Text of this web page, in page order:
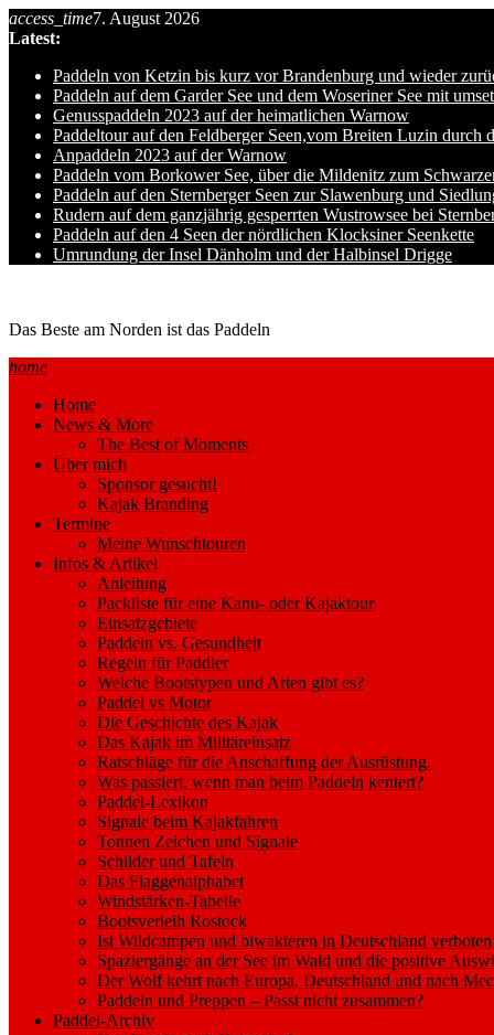
Skip
to
access_time7. August 2026
Latest:
Paddeln von Ketzin bis kurz vor Brandenburg und wieder
Paddeln auf dem Garder See und dem Woseriner See mit
Genusspaddeln 2023 auf der heimatlichen Warnow
Paddeltour auf den Feldberger Seen,vom Breiten Luzin
Anpaddeln 2023 auf der Warnow
Paddeln vom Borkower See, über die Mildenitz zum
Paddeln auf den Sternberger Seen zur Slawenburg und
Rudern auf dem ganzjährig gesperrten Wustrowsee bei
Paddeln auf den 4 Seen der nördlichen Klocksiner Seenkette
Umrundung der Insel Dänholm und der Halbinsel Drigge
Das Beste am Norden ist das Paddeln
home
Home
News & More
The Best of Moments
Über mich
Sponsor gesucht!
Kajak Branding
Termine
Meine Wunschtouren
Infos & Artikel
Anleitung
Packliste für eine Kanu- oder Kajaktour
Einsatzgebiete
Paddeln vs. Gesundheit
Regeln für Paddler
Welche Bootstypen und Arten gibt es?
Paddel vs Motor
Die Geschichte des Kajak
Das Kajak im Militäreinsatz
Ratschläge für die Anschaffung der Ausrüstung.
Was passiert, wenn man beim Paddeln kentert?
Paddel-Lexikon
Signale beim Kajakfahren
Tonnen Zeichen und Signale
Schilder und Tafeln
Das Flaggenalphabet
Windstärken-Tabelle
Bootsverleih Rostock
Ist Wildcampen und biwakieren in Deutschland
Spaziergänge an der See im Wald und die positive
Der Wolf kehrt nach Europa, Deutschland und nach
Paddeln und Preppen – Passt nicht zusammen?
Paddel-Archiv